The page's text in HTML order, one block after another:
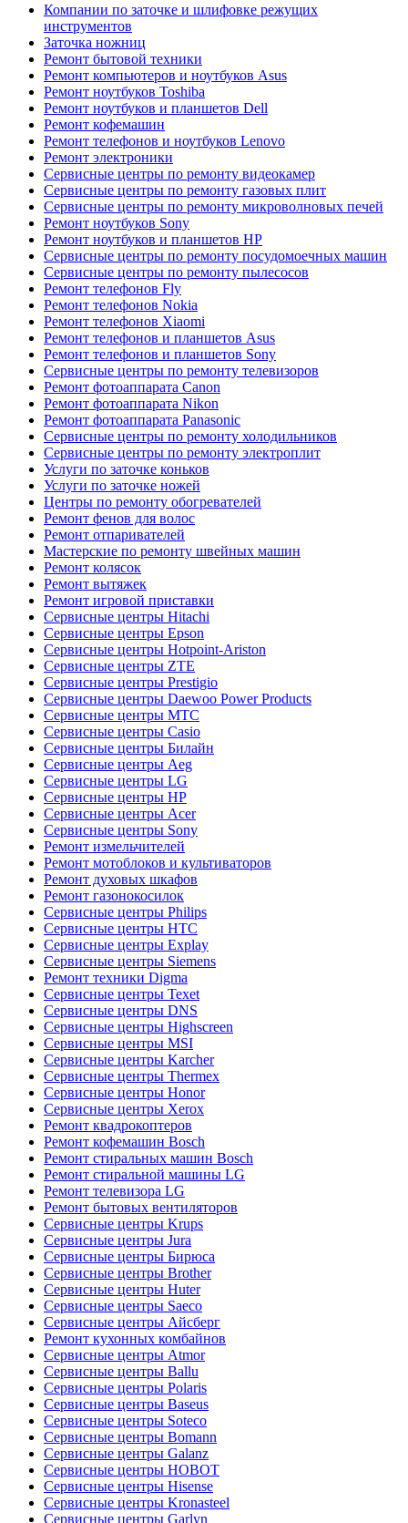
Компании по заточке и шлифовке режущих
инструментов
Заточка ножниц
Ремонт бытовой техники
Ремонт компьютеров и ноутбуков Asus
Ремонт ноутбуков Toshiba
Ремонт ноутбуков и планшетов Dell
Ремонт кофемашин
Ремонт телефонов и ноутбуков Lenovo
Ремонт электроники
Сервисные центры по ремонту видеокамер
Сервисные центры по ремонту газовых плит
Сервисные центры по ремонту микроволновых печей
Ремонт ноутбуков Sony
Ремонт ноутбуков и планшетов HP
Сервисные центры по ремонту посудомоечных машин
Сервисные центры по ремонту пылесосов
Ремонт телефонов Fly
Ремонт телефонов Nokia
Ремонт телефонов Xiaomi
Ремонт телефонов и планшетов Asus
Ремонт телефонов и планшетов Sony
Сервисные центры по ремонту телевизоров
Ремонт фотоаппарата Canon
Ремонт фотоаппарата Nikon
Ремонт фотоаппарата Panasonic
Сервисные центры по ремонту холодильников
Сервисные центры по ремонту электроплит
Услуги по заточке коньков
Услуги по заточке ножей
Центры по ремонту обогревателей
Ремонт фенов для волос
Ремонт отпаривателей
Мастерские по ремонту швейных машин
Ремонт колясок
Ремонт вытяжек
Ремонт игровой приставки
Сервисные центры Hitachi
Сервисные центры Epson
Сервисные центры Hotpoint-Ariston
Сервисные центры ZTE
Сервисные центры Prestigio
Сервисные центры Daewoo Power Products
Сервисные центры МТС
Сервисные центры Casio
Сервисные центры Билайн
Сервисные центры Aeg
Сервисные центры LG
Сервисные центры HP
Сервисные центры Acer
Сервисные центры Sony
Ремонт измельчителей
Ремонт мотоблоков и культиваторов
Ремонт духовых шкафов
Ремонт газонокосилок
Сервисные центры Philips
Сервисные центры HTC
Сервисные центры Explay
Сервисные центры Siemens
Ремонт техники Digma
Сервисные центры Texet
Сервисные центры DNS
Сервисные центры Highscreen
Сервисные центры MSI
Сервисные центры Karcher
Сервисные центры Thermex
Сервисные центры Honor
Сервисные центры Xerox
Ремонт квадрокоптеров
Ремонт кофемашин Bosch
Ремонт стиральных машин Bosch
Ремонт стиральной машины LG
Ремонт телевизора LG
Ремонт бытовых вентиляторов
Сервисные центры Krups
Сервисные центры Jura
Сервисные центры Бирюса
Сервисные центры Brother
Сервисные центры Huter
Сервисные центры Saeco
Сервисные центры Айсберг
Ремонт кухонных комбайнов
Сервисные центры Atmor
Сервисные центры Ballu
Сервисные центры Polaris
Сервисные центры Baseus
Сервисные центры Soteco
Сервисные центры Bomann
Сервисные центры Galanz
Сервисные центры HOBOT
Сервисные центры Hisense
Сервисные центры Kronasteel
Сервисные центры Garlyn